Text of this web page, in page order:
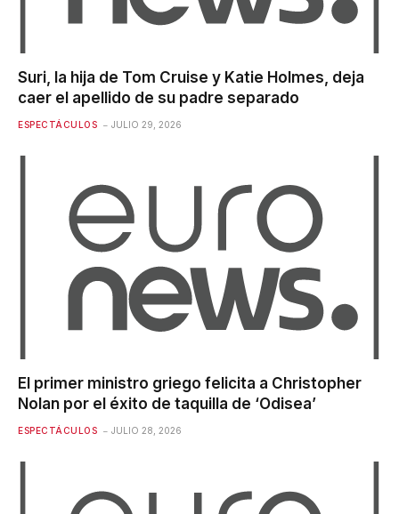
Suri, la hija de Tom Cruise y Katie Holmes, deja
caer el apellido de su padre separado
ESPECTÁCULOS JULIO 29, 2026
El primer ministro griego felicita a Christopher
Nolan por el éxito de taquilla de ‘Odisea’
ESPECTÁCULOS JULIO 28, 2026